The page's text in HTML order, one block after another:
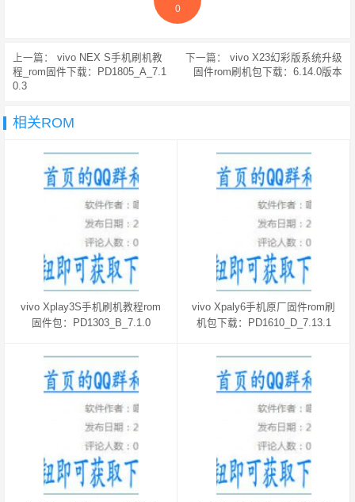
0
上一篇： vivo NEX S手机刷机教
程_rom固件下载：PD1805_A_7.1
0.3
下一篇： vivo X23幻彩版系统升级
固件rom刷机包下载：6.14.0版本
相关ROM
vivo Xplay3S手机刷机教程rom
固件包：PD1303_B_7.1.0
vivo Xpaly6手机原厂固件rom刷
机包下载：PD1610_D_7.13.1